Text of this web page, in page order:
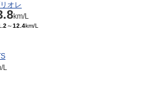
オレ
km/L
～12.4km/L
L